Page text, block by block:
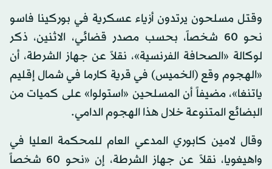
وقتل مسلحون يرتدون أزياء عسكرية في بوركينا فاسو
نحو 60 شخصاً، بحسب مصدر قضائي، الاثنين، ذكر
لوكالة «الصحافة الفرنسية»، نقلاً عن جهاز الشرطة، أن
«الهجوم وقع (الخميس) في قرية كارما في شمال إقليم
ياتنغا»، مضيفاً أن المسلحين «استولوا» على كميات من
البضائع المتنوعة خلال هذا الهجوم الدامي.
وقال لامين كابوري المدعي العام للمحكمة العليا في
واهيغويا، نقلاً عن جهاز الشرطة، إن «نحو 60 شخصاً